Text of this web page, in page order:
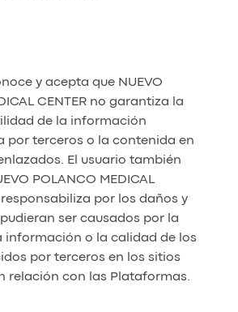
y acepta que NUEVO
CENTER no garantiza la
de la información
por terceros o la contenida en
El usuario también
POLANCO MEDICAL
responsabiliza por los daños y
ser causados por la
información o la calidad de los
por terceros en los sitios
relación con las Plataformas.